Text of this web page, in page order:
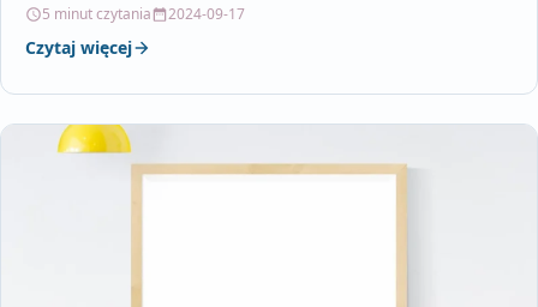
5 minut czytania 2024-09-17
Czytaj więcej